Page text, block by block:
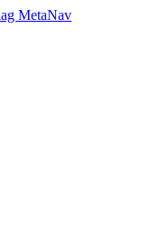
MetaNav